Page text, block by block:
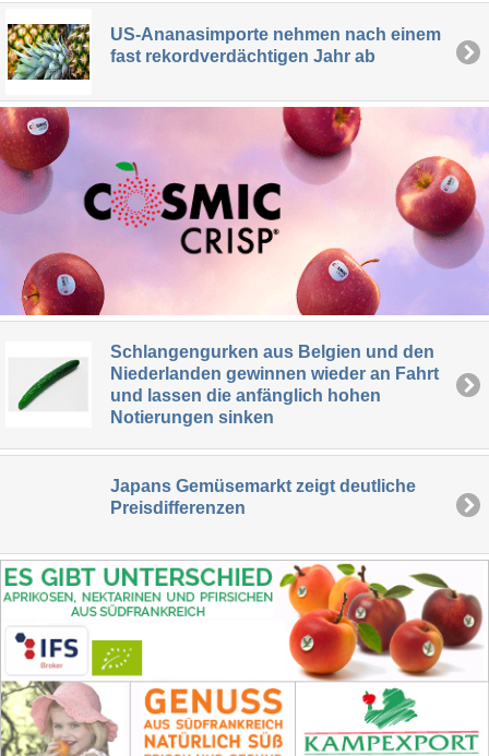
US-Ananasimporte nehmen nach einem
fast rekordverdächtigen Jahr ab
Schlangengurken aus Belgien und den
Niederlanden gewinnen wieder an Fahrt
und lassen die anfänglich hohen
Notierungen sinken
Japans Gemüsemarkt zeigt deutliche
Preisdifferenzen